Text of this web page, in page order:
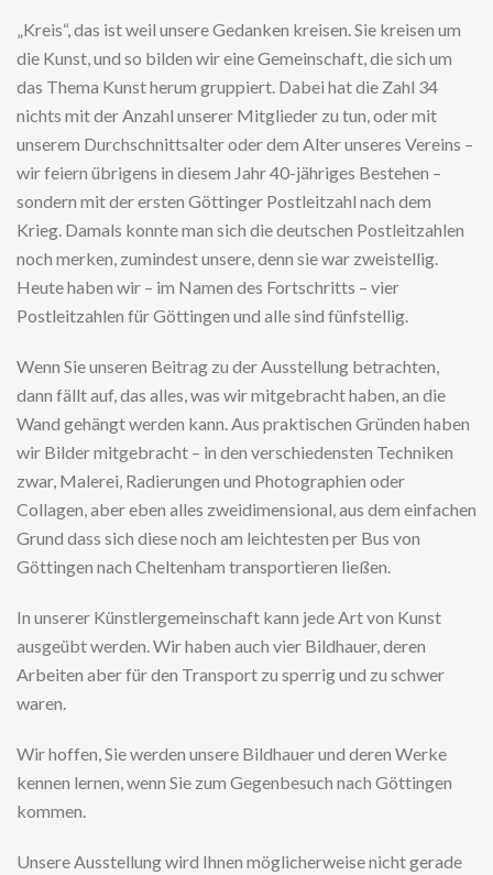
„Kreis“, das ist weil unsere Gedanken kreisen. Sie kreisen um
die Kunst, und so bilden wir eine Gemeinschaft, die sich um
das Thema Kunst herum gruppiert. Dabei hat die Zahl 34
nichts mit der Anzahl unserer Mitglieder zu tun, oder mit
unserem Durchschnittsalter oder dem Alter unseres Vereins –
wir feiern übrigens in diesem Jahr 40-jähriges Bestehen –
sondern mit der ersten Göttinger Postleitzahl nach dem
Krieg. Damals konnte man sich die deutschen Postleitzahlen
noch merken, zumindest unsere, denn sie war zweistellig.
Heute haben wir – im Namen des Fortschritts – vier
Postleitzahlen für Göttingen und alle sind fünfstellig.
Wenn Sie unseren Beitrag zu der Ausstellung betrachten,
dann fällt auf, das alles, was wir mitgebracht haben, an die
Wand gehängt werden kann. Aus praktischen Gründen haben
wir Bilder mitgebracht – in den verschiedensten Techniken
zwar, Malerei, Radierungen und Photographien oder
Collagen, aber eben alles zweidimensional, aus dem einfachen
Grund dass sich diese noch am leichtesten per Bus von
Göttingen nach Cheltenham transportieren ließen.
In unserer Künstlergemeinschaft kann jede Art von Kunst
ausgeübt werden. Wir haben auch vier Bildhauer, deren
Arbeiten aber für den Transport zu sperrig und zu schwer
waren.
Wir hoffen, Sie werden unsere Bildhauer und deren Werke
kennen lernen, wenn Sie zum Gegenbesuch nach Göttingen
kommen.
Unsere Ausstellung wird Ihnen möglicherweise nicht gerade